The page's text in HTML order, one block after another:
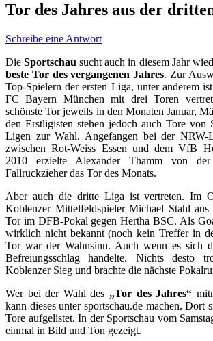
Tor des Jahres aus der
Schreibe eine Antwort
DieSportschausucht auch in diesem Jahr
beste Tor des vergangenen Jahres. Zur
Top-Spielern der ersten Liga, unter anderem
FC Bayern München mit drei Toren
schönste Tor jeweils in den Monaten Januar,
den Erstligisten stehen jedoch auch Tore von
Ligen zur Wahl. Angefangen bei der NRW-
zwischen Rot-Weiss Essen und dem VfB
2010 erzielte Alexander Thamm von
Fallrückzieher das Tor des Monats.
Aber auch die dritte Liga ist vertreten. Im
Koblenzer Mittelfeldspieler Michael Stahl
Tor im DFB-Pokal gegen Hertha BSC. Als
wirklich nicht bekannt (noch kein Treffer in
Tor war der Wahnsinn. Auch wenn es sich
Befreiungsschlag handelte. Nichts desto
Koblenzer Sieg und brachte die nächste
Wer bei der Wahl des „Tor des Jahres“
kann dieses unter sportschau.de machen. Dort
Tore aufgelistet. In der Sportschau vom
einmal in Bild und Ton gezeigt.